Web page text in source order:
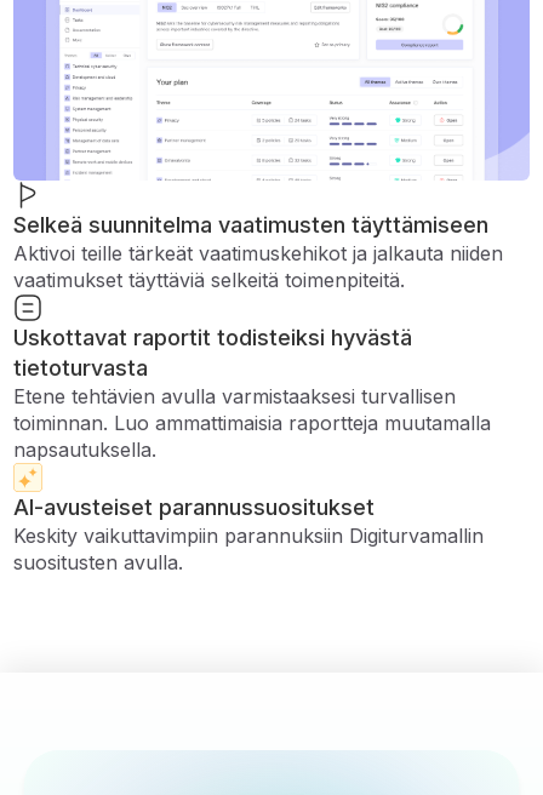
Selkeä suunnitelma vaatimusten täyttämiseen
Aktivoi teille tärkeät vaatimuskehikot ja jalkauta niiden
vaatimukset täyttäviä selkeitä toimenpiteitä.
Uskottavat raportit todisteiksi hyvästä
tietoturvasta
Etene tehtävien avulla varmistaaksesi turvallisen
toiminnan. Luo ammattimaisia ​​raportteja muutamalla
napsautuksella.
AI-avusteiset parannussuositukset
Keskity vaikuttavimpiin parannuksiin Digiturvamallin
suositusten avulla.